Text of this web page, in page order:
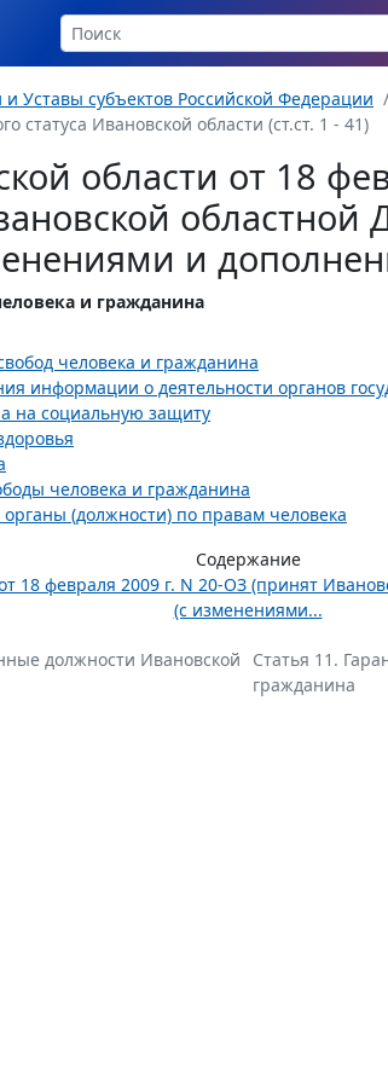
и Уставы субъектов Российской Федерации
статуса Ивановской области (ст.ст. 1 - 41)
области от 18
областной
и
и гражданина
человека и гражданина
информации о деятельности органов
на социальную защиту
человека и гражданина
(должности) по правам человека
Содержание
18 февраля 2009 г. N 20-ОЗ (принят
(с изменениями...
должности Ивановской
Статья 11.
гражданина